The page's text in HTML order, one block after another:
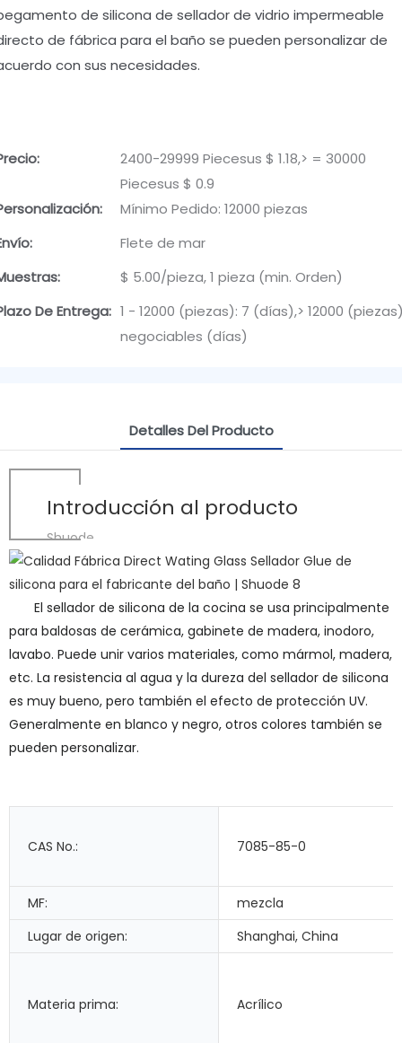
de silicona de sellador de vidrio impermeable
de fábrica para el baño se pueden personalizar de
con sus necesidades.
2400-29999 Piecesus $ 1.18,> = 30000
Piecesus $ 0.9
Mínimo Pedido: 12000 piezas
Flete de mar
$ 5.00/pieza, 1 pieza (min. Orden)
De Entrega: 1 - 12000 (piezas): 7 (días),> 12000
negociables (días)
Detalles Del Producto
Introducción al producto
Shuode
El sellador de silicona de la cocina se usa principalmente
para baldosas de cerámica, gabinete de madera, inodoro,
lavabo. Puede unir varios materiales, como mármol, madera,
etc. La resistencia al agua y la dureza del sellador de silicona
es muy bueno, pero también el efecto de protección UV.
Generalmente en blanco y negro, otros colores también se
pueden personalizar.
CAS No.: 7085-85-0
MF:
mezcla
Lugar de origen:
Shanghai, China
Materia prima: Acrílico